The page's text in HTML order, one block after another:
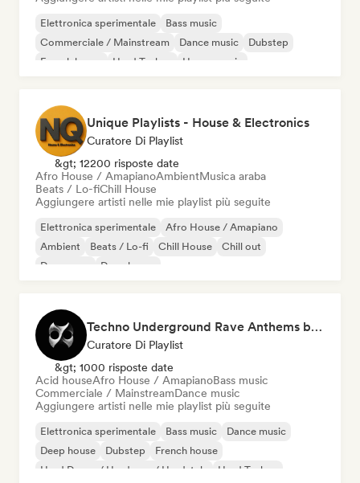
Elettronica sperimentale
Bass music
Commerciale / Mainstream
Dance music
Dubstep
French house
Hard Techno House music
Unique Playlists - House & Electronics
Curatore Di Playlist
&gt; 12200 risposte date
Afro House / AmapianoAmbientMusica araba
Beats / Lo-fiChill House
Aggiungere artisti nelle mie playlist più seguite
Elettronica sperimentale
Afro House / Amapiano
Ambient
Beats / Lo-fi Chill House
Chill out
Danza pop
Deep house
Techno Underground Rave Anthems by Orphium
Curatore Di Playlist
&gt; 1000 risposte date
Acid houseAfro House / AmapianoBass music
Commerciale / MainstreamDance music
Aggiungere artisti nelle mie playlist più seguite
Elettronica sperimentale Bass music
Dance music
Deep house
Dubstep
French house
Hard Dance / Hardcore / Hardstyle
Hard Techno